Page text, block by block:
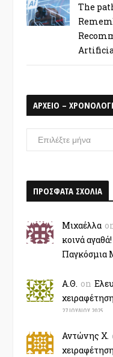
The
ΑΡΧΕΙΟ –
ΑΡΧΕΙΟ
–
ΠΡΟΣΦΑΤΑ ΣΧΟΛΙΑ
Μιχαέλλα
κοινά
Παγκόσμια
Α.Θ. on
27 ΙΟΥΛΊΟΥ 2025
Αντώνης Χ.